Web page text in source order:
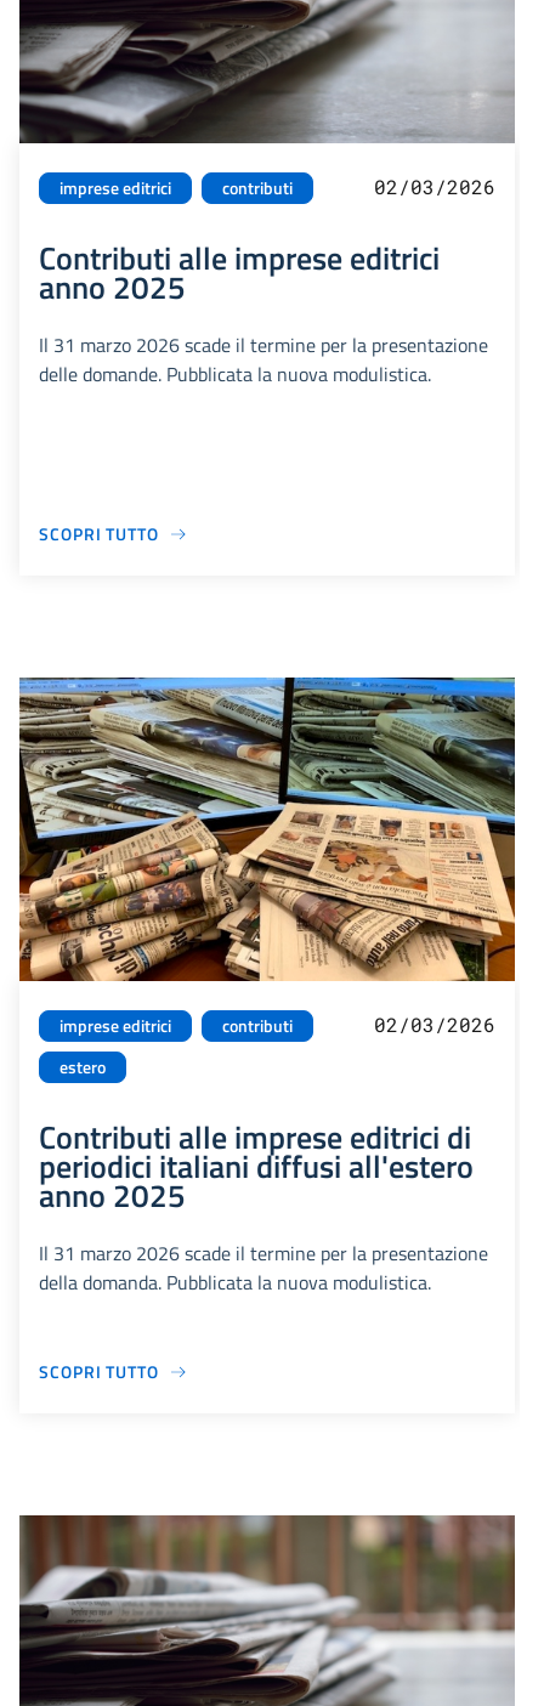
imprese editrici contributi 02/03/2026
Contributi alle imprese editrici
anno 2025
Il 31 marzo 2026 scade il termine per la presentazione
delle domande. Pubblicata la nuova modulistica.
SCOPRI TUTTO
imprese editrici
contributi
estero
02/03/2026
Contributi alle imprese editrici di
periodici italiani diffusi all'estero
anno 2025
Il 31 marzo 2026 scade il termine per la presentazione
della domanda. Pubblicata la nuova modulistica.
SCOPRI TUTTO